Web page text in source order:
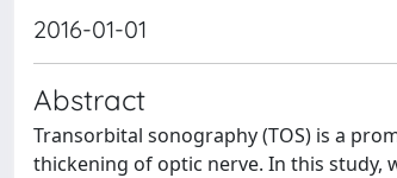
2016-01-01
Abstract
Transorbital sonography (TOS) is a
thickening of optic nerve. In this study,